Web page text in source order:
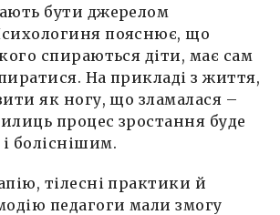
бути джерелом
пояснює, що
спираються діти, має сам
На прикладі з життя,
як ногу, що зламалася –
процес зростання буде
боліснішим.
тілесні практики й
педагоги мали змогу